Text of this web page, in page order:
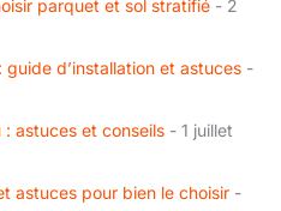
parquet et sol stratifié - 2
d’installation et astuces -
: astuces et conseils - 1 juillet
astuces pour bien le choisir -